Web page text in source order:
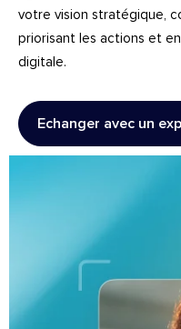
votre vision stratégique,
priorisant les actions et
digitale.
Echanger avec un